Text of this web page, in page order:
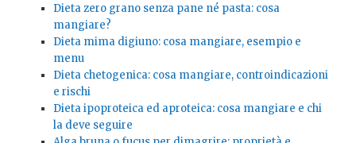
Dieta zero grano senza pane né pasta: cosa
mangiare?
Dieta mima digiuno: cosa mangiare, esempio e
menu
Dieta chetogenica: cosa mangiare, controindicazioni
e rischi
Dieta ipoproteica ed aproteica: cosa mangiare e chi
la deve seguire